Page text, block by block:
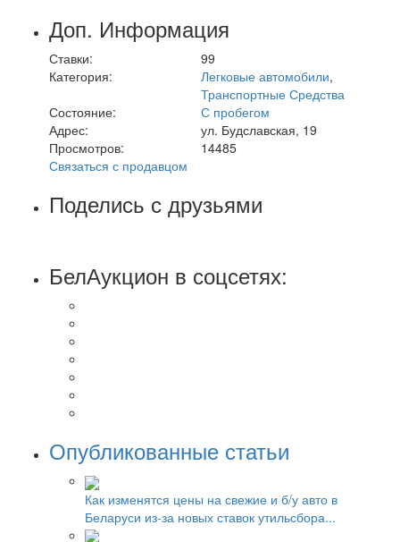
Доп. Информация
Ставки:
99
Категория:
Легковые автомобили,
Транспортные Средства
Состояние:
С пробегом
Адрес:
ул. Будславская, 19
Просмотров:
14485
Связаться с продавцом
Поделись с друзьями
БелАукцион в соцсетях:
Опубликованные статьи
Как изменятся цены на свежие и б/у авто в
Беларуси из-за новых ставок утильсбора...